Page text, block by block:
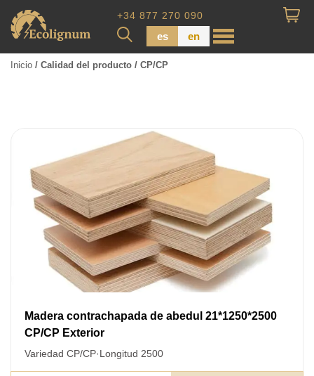
+34 877 270 090
es en
Tableros de Madera
Tablo calibrada
Inicio / Calidad del producto / CP/CP
Madera contrachapada de abedul 21*1250*2500
CP/CP Exterior
Variedad CP/CP·Longitud 2500